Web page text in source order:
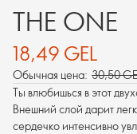
THE ONE
18,49 GEL
Обычная цена: 30,50
Ты влюбишься в этот
Внешний слой дарит
сердечко интенсивно